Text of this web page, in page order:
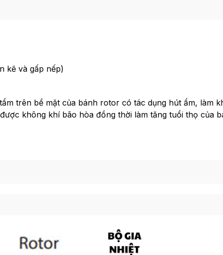
kẽ và gấp nếp)
trên bề mặt của bánh rotor có tác dụng hút ẩm, làm
không khí bão hòa đồng thời làm tăng tuổi thọ của